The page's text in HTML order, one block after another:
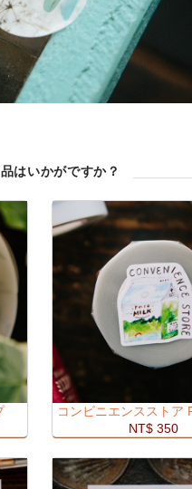
はいかがですか？
コンビニエンスストア
NT$ 350